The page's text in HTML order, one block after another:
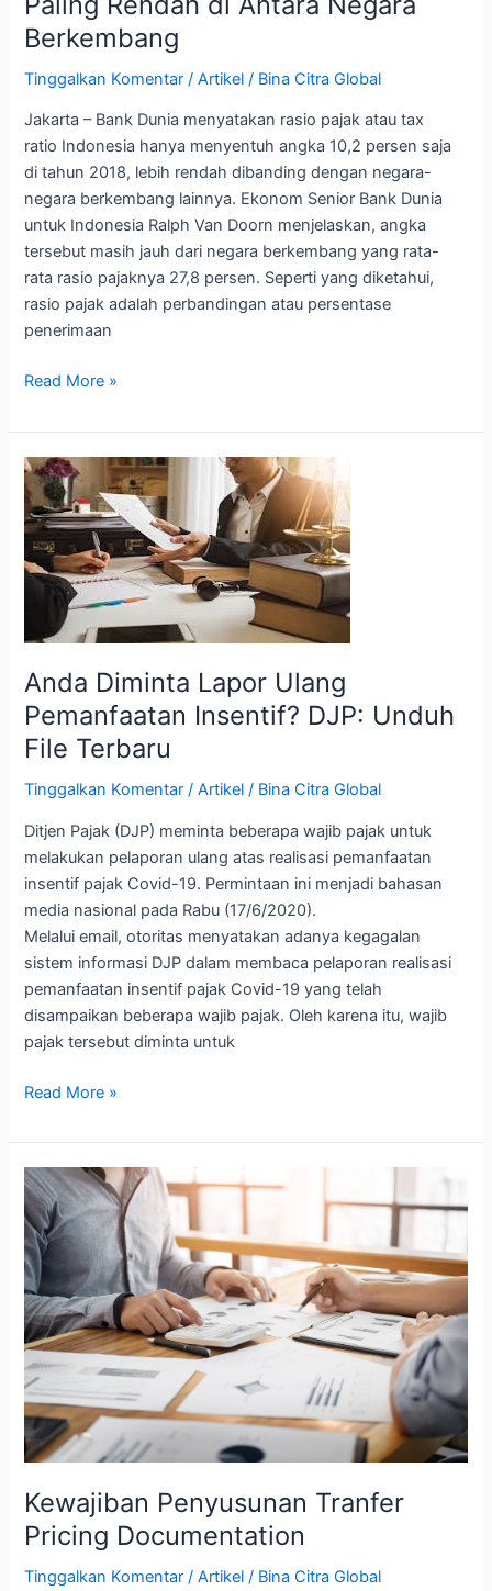
Berkembang
Tinggalkan Komentar /Artikel / Bina Citra Global
Jakarta – Bank Dunia menyatakan rasio pajak atau tax
ratio Indonesia hanya menyentuh angka 10,2 persen saja
di tahun 2018, lebih rendah dibanding dengan negara-
negara berkembang lainnya. Ekonom Senior Bank Dunia
untuk Indonesia Ralph Van Doorn menjelaskan, angka
tersebut masih jauh dari negara berkembang yang rata-
rata rasio pajaknya 27,8 persen. Seperti yang diketahui,
rasio pajak adalah perbandingan atau persentase
penerimaan
Read More »
Anda Diminta Lapor Ulang
Pemanfaatan Insentif? DJP: Unduh
File Terbaru
Tinggalkan Komentar /Artikel / Bina Citra Global
Ditjen Pajak (DJP) meminta beberapa wajib pajak untuk
melakukan pelaporan ulang atas realisasi pemanfaatan
insentif pajak Covid-19. Permintaan ini menjadi bahasan
media nasional pada Rabu (17/6/2020).
Melalui email, otoritas menyatakan adanya kegagalan
sistem informasi DJP dalam membaca pelaporan realisasi
pemanfaatan insentif pajak Covid-19 yang telah
disampaikan beberapa wajib pajak. Oleh karena itu, wajib
pajak tersebut diminta untuk
Anda
Diminta
Lapor
Ulang
Pemanfaatan
Insentif?
File
Terbaru
Read More »
Kewajiban Penyusunan Tranfer
Pricing Documentation
Tinggalkan Komentar /Artikel / Bina Citra Global
Kewajiban
Penyusunan
Tranfer
Pricing
Documentation